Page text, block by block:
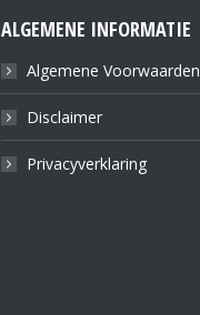
ALGEMENE INFORMATIE
Algemene Voorwaarden
Disclaimer
Privacyverklaring